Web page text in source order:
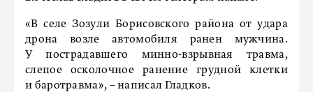
«В селе Зозули Борисовского района от удара
дрона возле автомобиля ранен мужчина.
У пострадавшего минно-взрывная травма,
слепое осколочное ранение грудной клетки
и баротравма», – написал Гладков.